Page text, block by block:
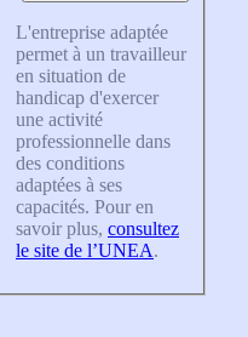
L'entreprise adaptée
permet à un travailleur
en situation de
handicap d'exercer
une activité
professionnelle dans
des conditions
adaptées à ses
capacités. Pour en
savoir plus, consultez
le site de l’UNEA.